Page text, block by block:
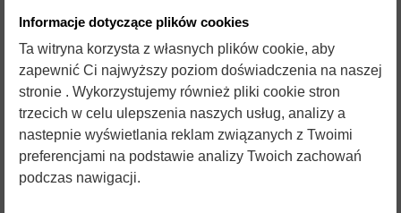
Informacje dotyczące plików cookies
Ta witryna korzysta z własnych plików cookie, aby
zapewnić Ci najwyższy poziom doświadczenia na naszej
stronie . Wykorzystujemy również pliki cookie stron
trzecich w celu ulepszenia naszych usług, analizy a
nastepnie wyświetlania reklam związanych z Twoimi
preferencjami na podstawie analizy Twoich zachowań
podczas nawigacji.